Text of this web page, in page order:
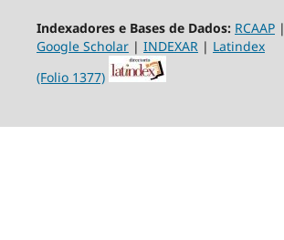
Indexadores e Bases de Dados: RCAAP|
Google Scholar| INDEXAR| Latindex
(Folio 1377)